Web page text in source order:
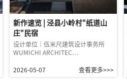
新作速览 | 泾县小岭村"纸道山
庄"民宿
设计单位｜伍米尺建筑设计事务所
WUMICHI ARCHITEC…
2026-05-07 查看更多>>>